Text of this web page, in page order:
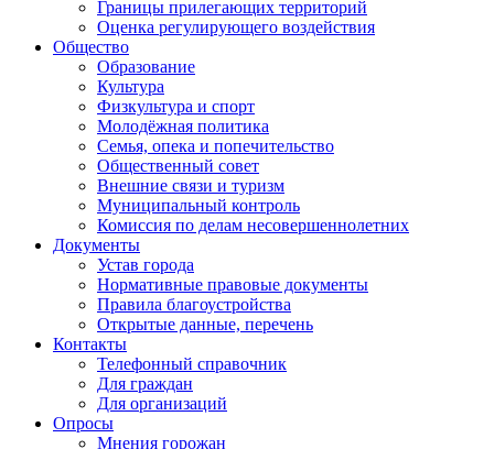
Границы прилегающих территорий
Оценка регулирующего воздействия
Общество
Образование
Культура
Физкультура и спорт
Молодёжная политика
Семья, опека и попечительство
Общественный совет
Внешние связи и туризм
Муниципальный контроль
Комиссия по делам несовершеннолетних
Документы
Устав города
Нормативные правовые документы
Правила благоустройства
Открытые данные, перечень
Контакты
Телефонный справочник
Для граждан
Для организаций
Опросы
Мнения горожан